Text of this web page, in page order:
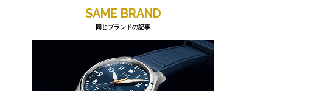
SAME BRAND
同じブランドの記事